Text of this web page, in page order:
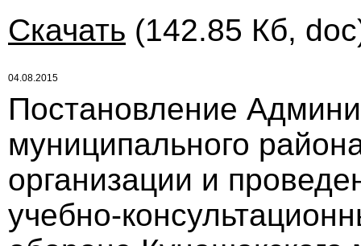
Скачать (142.85 Кб,
04.08.2015
Постановление
муниципального
организации и
учебно-